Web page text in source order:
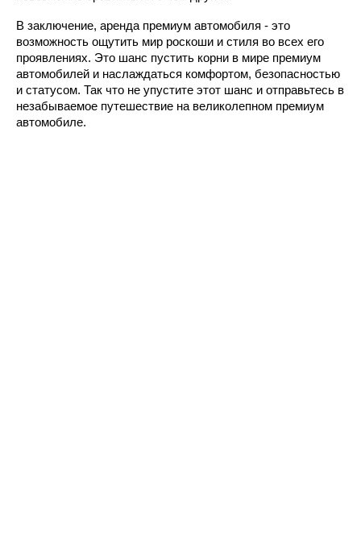
В заключение, аренда премиум автомобиля - это
возможность ощутить мир роскоши и стиля во всех его
проявлениях. Это шанс пустить корни в мире премиум
автомобилей и наслаждаться комфортом, безопасностью
и статусом. Так что не упустите этот шанс и отправьтесь в
незабываемое путешествие на великолепном премиум
автомобиле.